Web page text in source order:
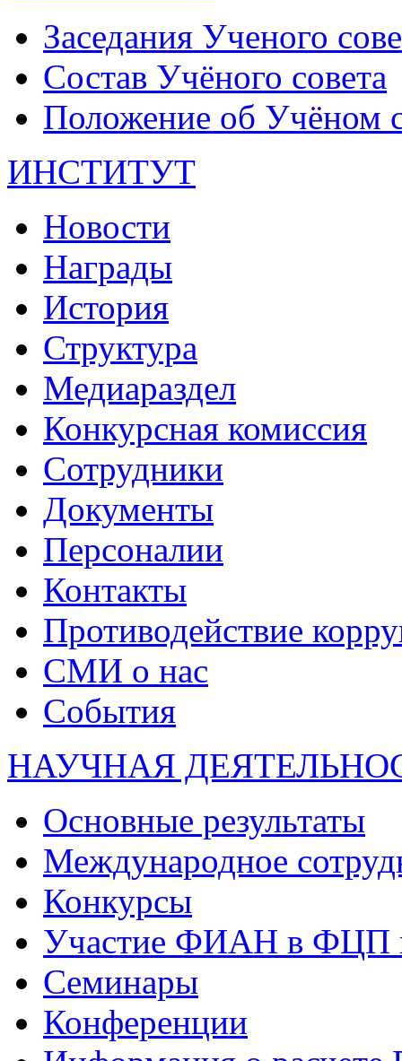
Заседания Ученого
Состав Учёного совета
Положение об Учёном
ИНСТИТУТ
Новости
Награды
История
Структура
Медиараздел
Конкурсная комиссия
Сотрудники
Документы
Персоналии
Контакты
Противодействие
СМИ о нас
События
НАУЧНАЯ
Основные результаты
Международное
Конкурсы
Участие ФИАН в ФЦП
Семинары
Конференции